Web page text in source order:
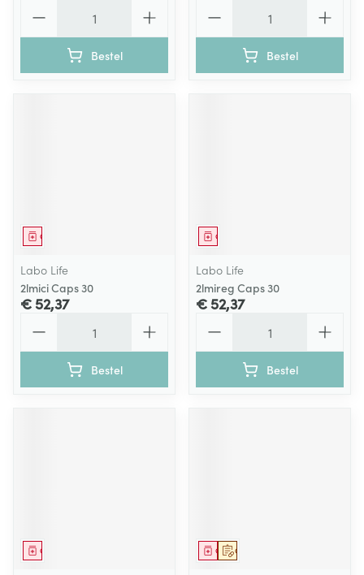
Bestel Bestel
Geneesmiddel
Labo Life
2lmici Caps 30
€ 52,37
Bestel
Geneesmiddel
Labo Life
2lmireg Caps 30
€ 52,37
Bestel
Geneesmiddel Op voorschrift
Geneesmiddel